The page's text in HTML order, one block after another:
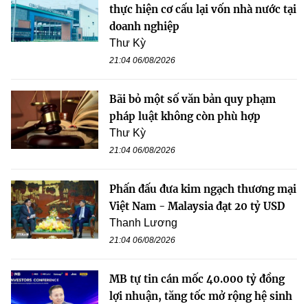
thực hiện cơ cấu lại vốn nhà nước tại
doanh nghiệp
Thư Kỳ
21:04 06/08/2026
Bãi bỏ một số văn bản quy phạm
pháp luật không còn phù hợp
Thư Kỳ
21:04 06/08/2026
Phấn đấu đưa kim ngạch thương mại
Việt Nam - Malaysia đạt 20 tỷ USD
Thanh Lương
21:04 06/08/2026
MB tự tin cán mốc 40.000 tỷ đồng
lợi nhuận, tăng tốc mở rộng hệ sinh